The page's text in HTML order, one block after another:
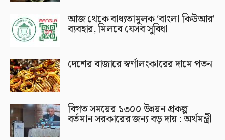
আজ থেকে বাধ্যতামূলক ‘বাংলা কিউআর’
ব্যবহার, মিলবে যেসব সুবিধা
দেশের বাজারে স্বর্ণালংকারের দামে পতন
বিগত সময়ের ১৩০০ উন্নয়ন প্রকল্প
বর্তমান সরকারের জন্য বড় দায় : অর্থমন্ত্রী